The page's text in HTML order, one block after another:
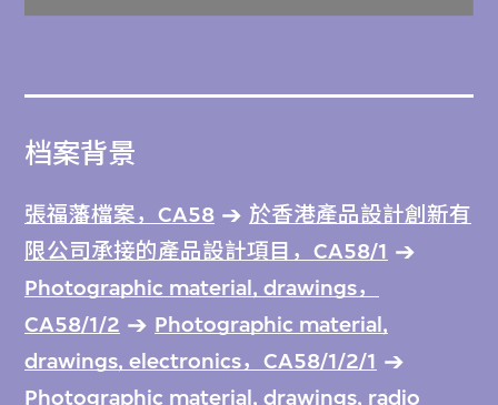
档案背景
張福藩檔案，CA58
於香港產品設計創新有
限公司承接的產品設計項目，CA58/1
Photographic material, drawings，
CA58/1/2
Photographic material,
drawings, electronics，CA58/1/2/1
Photographic material, drawings, radio